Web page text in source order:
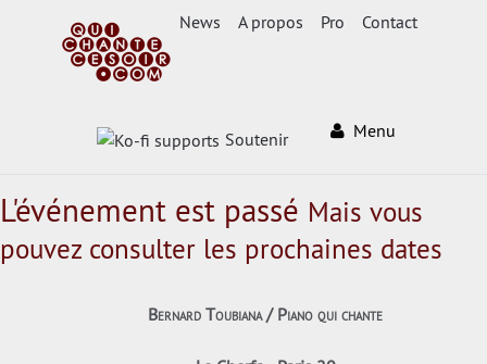
News A propos Pro Contact
Soutenir Menu
L'événement est passé Mais vous
pouvez consulter les prochaines dates
Bernard Toubiana / Piano qui chante